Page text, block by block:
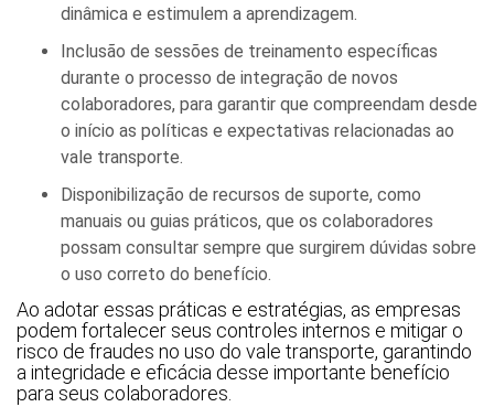
dinâmica e estimulem a aprendizagem.
Inclusão de sessões de treinamento específicas
durante o processo de integração de novos
colaboradores, para garantir que compreendam desde
o início as políticas e expectativas relacionadas ao
vale transporte.
Disponibilização de recursos de suporte, como
manuais ou guias práticos, que os colaboradores
possam consultar sempre que surgirem dúvidas sobre
o uso correto do benefício.
Ao adotar essas práticas e estratégias, as empresas
podem fortalecer seus controles internos e mitigar o
risco de fraudes no uso do vale transporte, garantindo
a integridade e eficácia desse importante benefício
para seus colaboradores.